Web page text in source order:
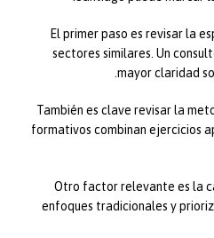
El primer paso es revisar la
sectores similares. Un
mayor claridad
También es clave revisar la
formativos combinan ejercicios
Otro factor relevante es la
enfoques tradicionales y